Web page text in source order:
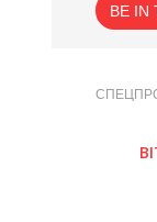
BE IN